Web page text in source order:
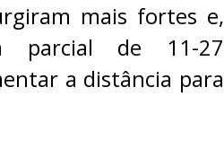
mais fortes e,
parcial de 11-27
a distância para